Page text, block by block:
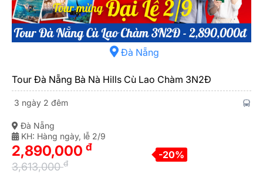
Đà Nẵng
Tour Đà Nẵng Bà Nà Hills Cù Lao Chàm 3N2Đ
3 ngày 2 đêm
Đà Nẵng
KH: Hàng ngày, lễ 2/9
2,890,000 đ
3,613,000đ
-20%